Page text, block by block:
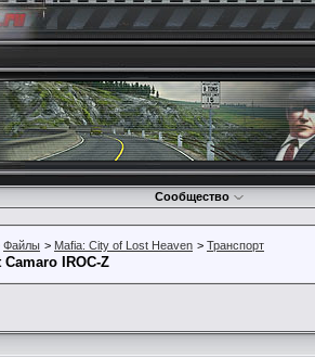
Сообщество
Файлы > Mafia: City of Lost Heaven > Транспорт
IROC-Z